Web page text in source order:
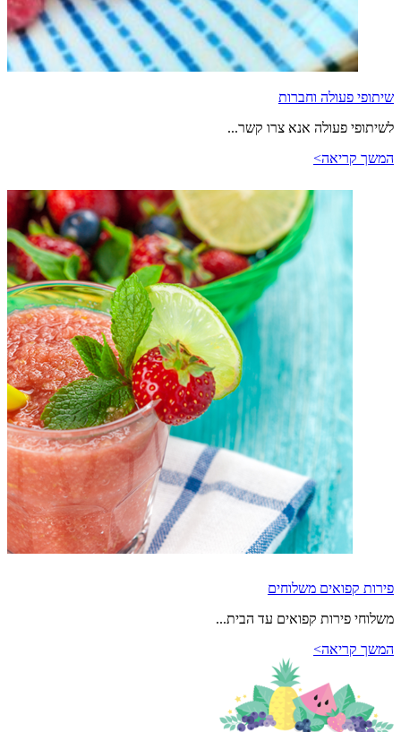
שיתופי פעולה וחברות
לשיתופי פעולה אנא צרו קשר...
המשך קריאה>
פירות קפואים משלוחים
משלוחי פירות קפואים עד הבית...
המשך קריאה>